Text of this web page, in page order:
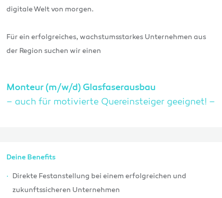
digitale Welt von morgen.
Für ein erfolgreiches, wachstumsstarkes Unternehmen aus
der Region suchen wir einen
Monteur (m/w/d) Glasfaserausbau
– auch für motivierte Quereinsteiger geeignet! –
Deine Benefits
Direkte Festanstellung bei einem erfolgreichen und
zukunftssicheren Unternehmen